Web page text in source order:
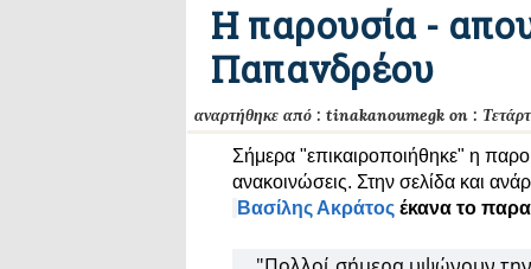
Η παρουσία -
Παπανδρέου
αναρτήθηκε από : tinakanoumegk on :
Σήμερα "επικαιροποιήθηκε" η
ανακοινώσεις. Στην σελίδα και
Βασίλης Ακράτος έκανα το